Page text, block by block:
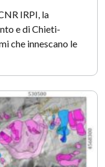
IRPI, la
e di Chieti-
che innescano le